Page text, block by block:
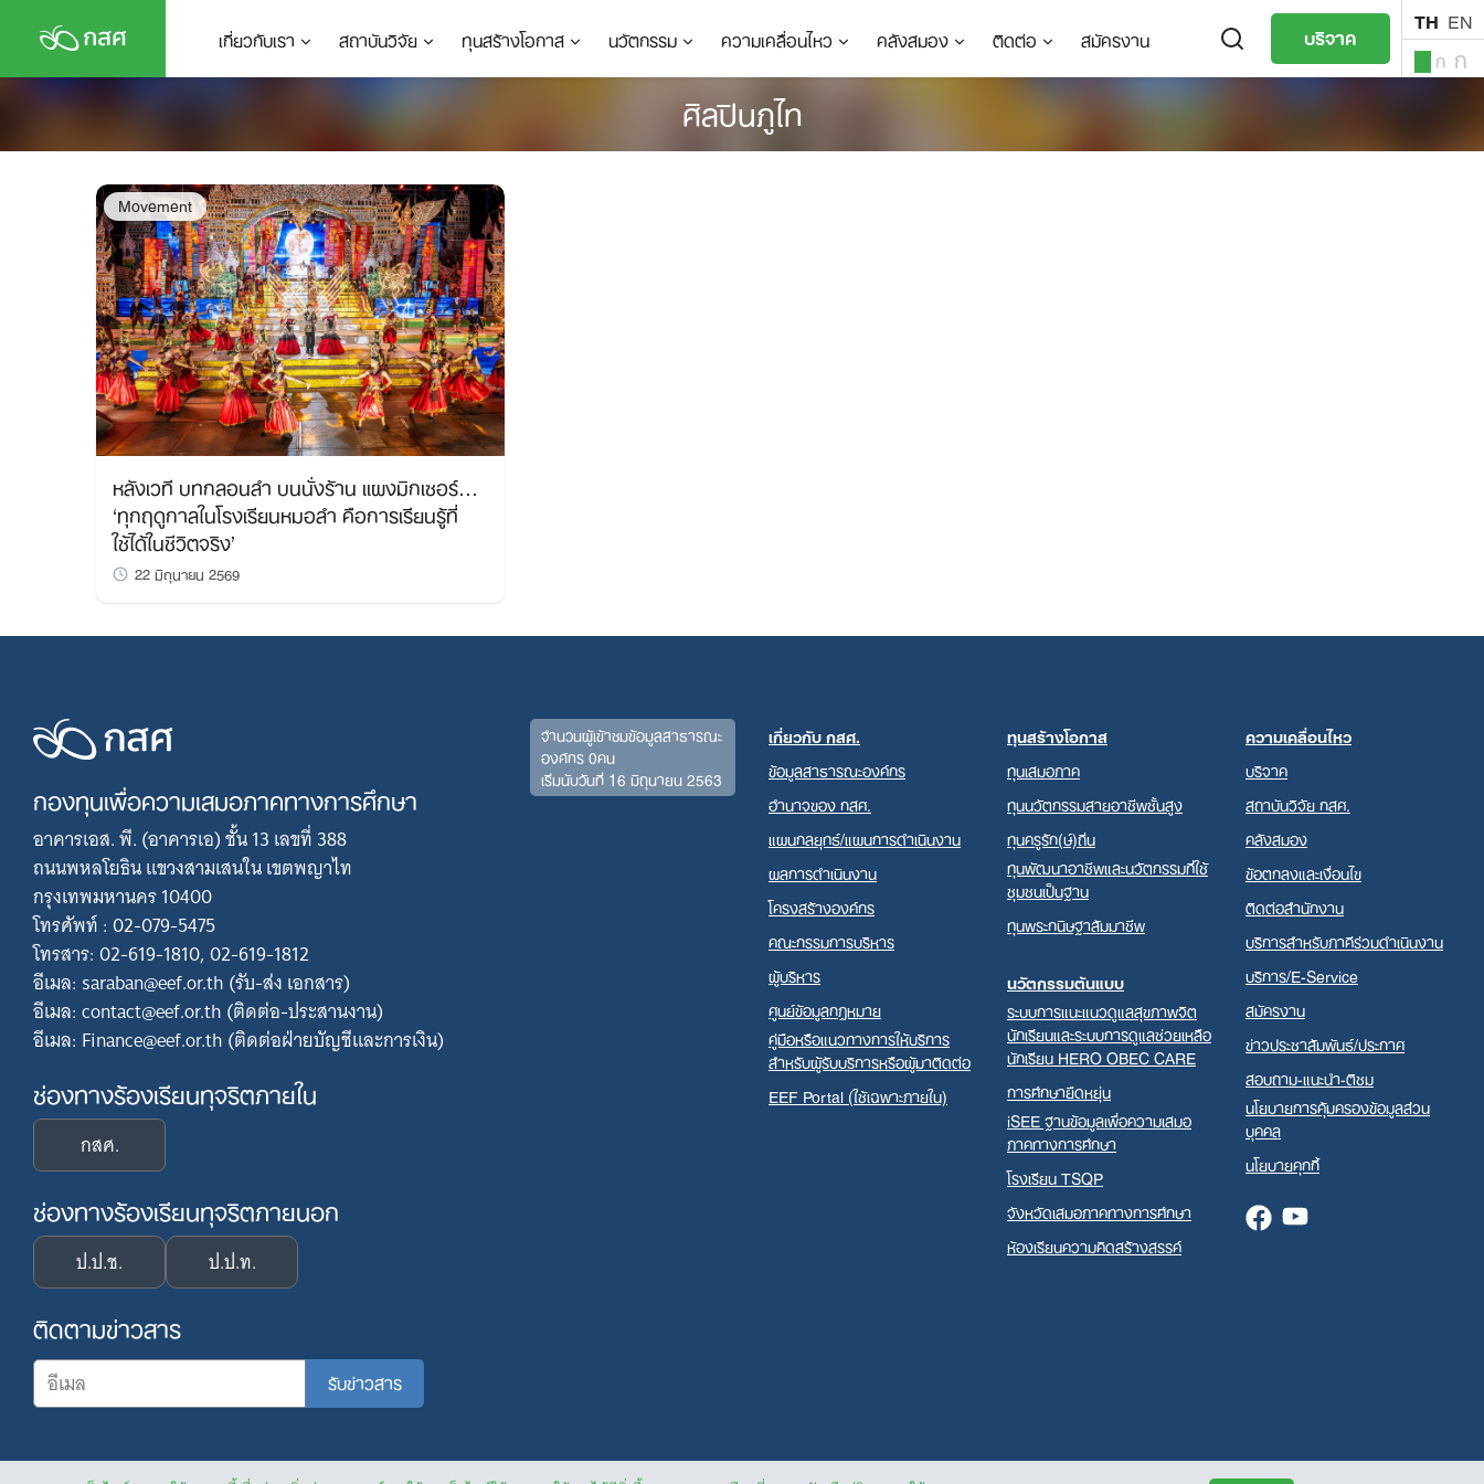
content
เกี่ยวกับเรา สถาบันวิจัย ทุนสร้างโอกาส นวัตกรรม ความเคลื่อนไหว คลังสมอง ติดต่อ สมัครงาน บริจาค TH EN
ก ก
TH
Search
ศิลปินภูไท
Movement
หลังเวที บทกลอนลำ บนนั่งร้าน แผงมิกเซอร์…
‘ทุกฤดูกาลในโรงเรียนหมอลำ คือการเรียนรู้ที่
ใช้ได้ในชีวิตจริง’
22 มิถุนายน 2569
กองทุนเพื่อความเสมอภาคทางการศึกษา
อาคารเอส. พี. (อาคารเอ) ชั้น 13 เลขที่ 388
ถนนพหลโยธิน แขวงสามเสนใน เขตพญาไท
กรุงเทพมหานคร 10400
โทรศัพท์ : 02-079-5475
โทรสาร: 02-619-1810, 02-619-1812
อีเมล: saraban@eef.or.th (รับ-ส่ง เอกสาร)
อีเมล: contact@eef.or.th (ติดต่อ-ประสานงาน)
อีเมล: Finance@eef.or.th (ติดต่อฝ่ายบัญชีและการเงิน)
ช่องทางร้องเรียนทุจริตภายใน
กสศ.
ช่องทางร้องเรียนทุจริตภายนอก
ป.ป.ช. ป.ป.ท.
ติดตามข่าวสาร
จำนวนผู้เข้าชมข้อมูลสาธารณะ
องค์กร 0คน
เริ่มนับวันที่ 16 มิถุนายน 2563
เกี่ยวกับ กสศ.
ข้อมูลสาธารณะองค์กร
อำนาจของ กสศ.
แผนกลยุทธ์/แผนการดำเนินงาน
ผลการดำเนินงาน
โครงสร้างองค์กร
คณะกรรมการบริหาร
ผู้บริหาร
ศูนย์ข้อมูลกฎหมาย
คู่มือหรือแนวทางการให้บริการ
สำหรับผู้รับบริการหรือผู้มาติดต่อ
EEF Portal (ใช้เฉพาะภายใน)
ทุนสร้างโอกาส
ทุนเสมอภาค
ทุนนวัตกรรมสายอาชีพชั้นสูง
ทุนครูรัก(ษ์)ถิ่น
ทุนพัฒนาอาชีพและนวัตกรรมที่ใช้
ชุมชนเป็นฐาน
ทุนพระกนิษฐาสัมมาชีพ
นวัตกรรมต้นแบบ
ระบบการแนะแนวดูแลสุขภาพจิต
นักเรียนและระบบการดูแลช่วยเหลือ
นักเรียน HERO OBEC CARE
การศึกษายืดหยุ่น
iSEE ฐานข้อมูลเพื่อความเสมอ
ภาคทางการศึกษา
โรงเรียน TSQP
จังหวัดเสมอภาคทางการศึกษา
ห้องเรียนความคิดสร้างสรรค์
ความเคลื่อนไหว
บริจาค
สถาบันวิจัย กสศ.
คลังสมอง
ข้อตกลงและเงื่อนไข
ติดต่อสำนักงาน
บริการสำหรับภาคีร่วมดำเนินงาน
บริการ/E-Service
สมัครงาน
ข่าวประชาสัมพันธ์/ประกาศ
สอบถาม-แนะนำ-ติชม
นโยบายการคุ้มครองข้อมูลส่วน
บุคคล
นโยบายคุกกี้
FacebookYoutube